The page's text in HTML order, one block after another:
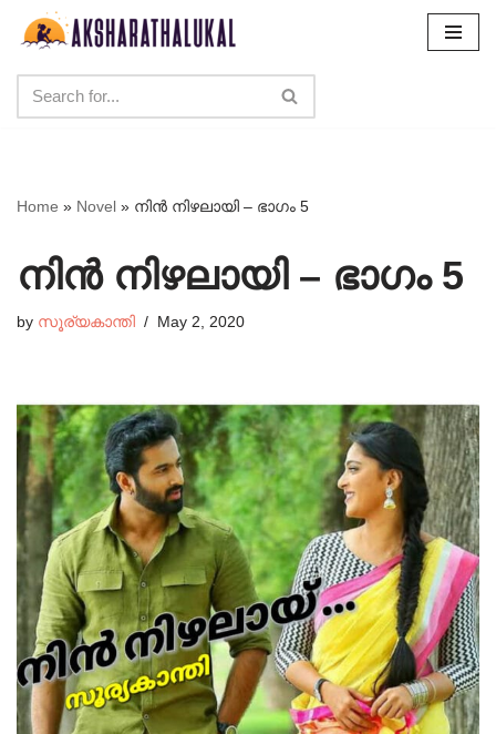
content
Home » Novel » നിൻ നിഴലായി – ഭാഗം 5
നിൻ നിഴലായി – ഭാഗം 5
by സൂര്യകാന്തി May 2, 2020